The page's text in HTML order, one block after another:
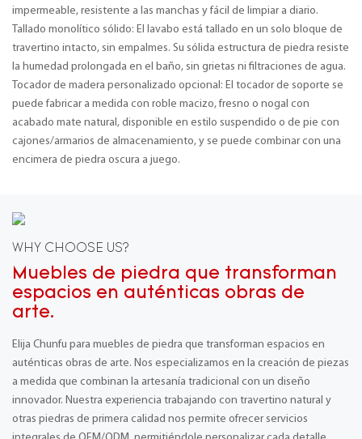
impermeable, resistente a las manchas y fácil de limpiar a diario.
Tallado monolítico sólido: El lavabo está tallado en un solo bloque de
travertino intacto, sin empalmes. Su sólida estructura de piedra resiste
la humedad prolongada en el baño, sin grietas ni filtraciones de agua.
Tocador de madera personalizado opcional: El tocador de soporte se
puede fabricar a medida con roble macizo, fresno o nogal con
acabado mate natural, disponible en estilo suspendido o de pie con
cajones/armarios de almacenamiento, y se puede combinar con una
encimera de piedra oscura a juego.
WHY CHOOSE US?
Muebles de piedra que transforman
espacios en auténticas obras de
arte.
Elija Chunfu para muebles de piedra que transforman espacios en
auténticas obras de arte. Nos especializamos en la creación de piezas
a medida que combinan la artesanía tradicional con un diseño
innovador. Nuestra experiencia trabajando con travertino natural y
otras piedras de primera calidad nos permite ofrecer servicios